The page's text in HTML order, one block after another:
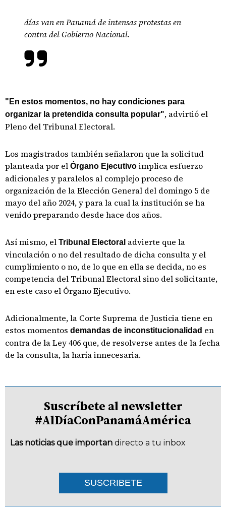
días van en Panamá de intensas protestas en
contra del Gobierno Nacional.
"En estos momentos, no hay condiciones para
organizar la pretendida consulta popular", advirtió el
Pleno del Tribunal Electoral.
Los magistrados también señalaron que la solicitud
planteada por el Órgano Ejecutivo implica esfuerzo
adicionales y paralelos al complejo proceso de
organización de la Elección General del domingo 5 de
mayo del año 2024, y para la cual la institución se ha
venido preparando desde hace dos años.
Así mismo, el Tribunal Electoral advierte que la
vinculación o no del resultado de dicha consulta y el
cumplimiento o no, de lo que en ella se decida, no es
competencia del Tribunal Electoral sino del solicitante,
en este caso el Órgano Ejecutivo.
Adicionalmente, la Corte Suprema de Justicia tiene en
estos momentos demandas de inconstitucionalidad en
contra de la Ley 406 que, de resolverse antes de la fecha
de la consulta, la haría innecesaria.
Suscríbete al newsletter
#AlDíaConPanamáAmérica
Las noticias que importan directo a tu inbox
SUSCRIBETE